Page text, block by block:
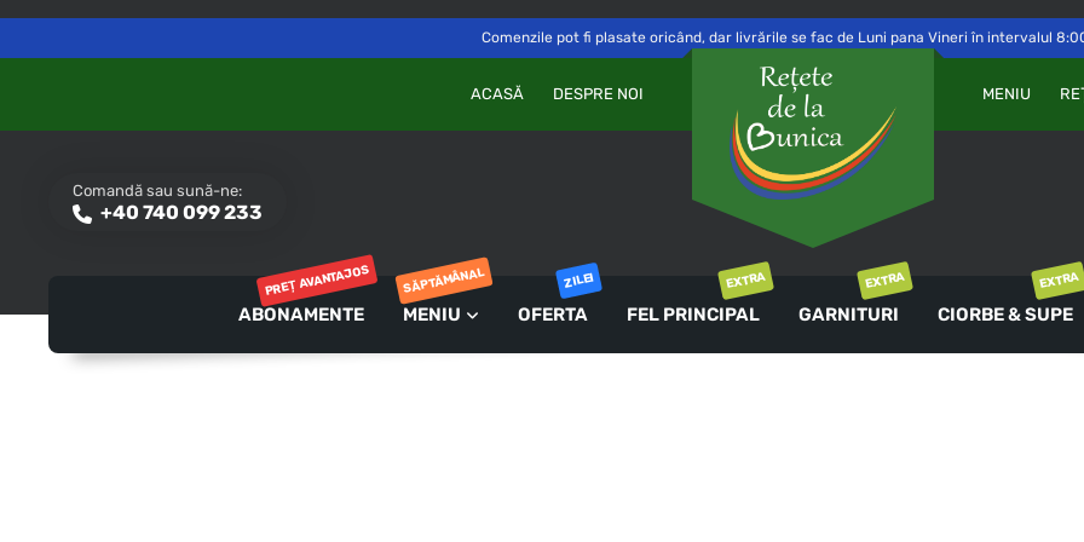
Delivery toSăvinești, NT Switch
Comenzile pot fi plasate oricând, dar livrările se fac de Luni pana Vineri în intervalul
MENIU
ACASĂ DESPRE NOI
Comandă sau sună-ne:
+40 740 099 233
PAROLĂ
AUTENTIFICARE
Ai uitat parola?
ABONAMENTE
PREȚ AVANTAJOS
MENIU
SĂPTĂMÂNAL
OFERTA
ZILEI
FEL PRINCIPAL
EXTRA
GARNITURI
EXTRA
CIORBE & SUPE
EXTRA